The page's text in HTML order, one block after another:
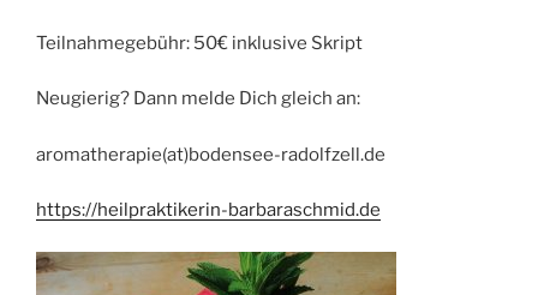
Teilnahmegebühr: 50€ inklusive Skript
Neugierig? Dann melde Dich gleich an:
aromatherapie(at)bodensee-radolfzell.de
https://heilpraktikerin-barbaraschmid.de